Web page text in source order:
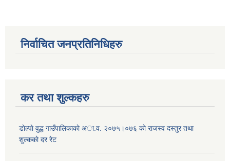
निर्वाचित जनप्रतिनिधिहरु
कर तथा शुल्कहरु
डाेल्पाे वुद्ध गाउँपालिकाकाे अा.व. २०७५।०७६ काे राजस्व दस्तुर तथा
शुल्ककाे दर रेट